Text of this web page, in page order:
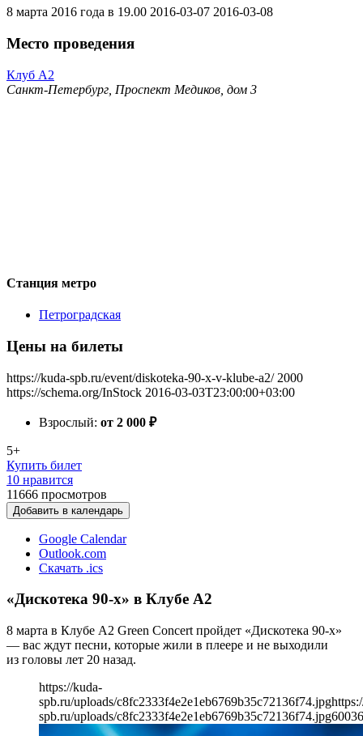
8 марта 2016 года в 19.00 2016-03-07 2016-03-08
Место проведения
Клуб А2
Санкт-Петербург, Проспект Медиков, дом 3
Станция метро
Петроградская
Цены на билеты
https://kuda-spb.ru/event/diskoteka-90-x-v-klube-a2/ 2000
https://schema.org/InStock 2016-03-03T23:00:00+03:00
Взрослый: от 2 000 ₽
5+
Купить билет
10 нравится
11666 просмотров
Добавить в календарь
Google Calendar
Outlook.com
Скачать .ics
«Дискотека 90-х» в Клубе А2
8 марта в Клубе А2 Green Concert пройдет «Дискотека 90-х»
— вас ждут песни, которые жили в плеере и не выходили
из головы лет 20 назад.
https://kuda-
spb.ru/uploads/c8fc2333f4e2e1eb6769b35c72136f74.jpg
spb.ru/uploads/c8fc2333f4e2e1eb6769b35c72136f74.jpg600